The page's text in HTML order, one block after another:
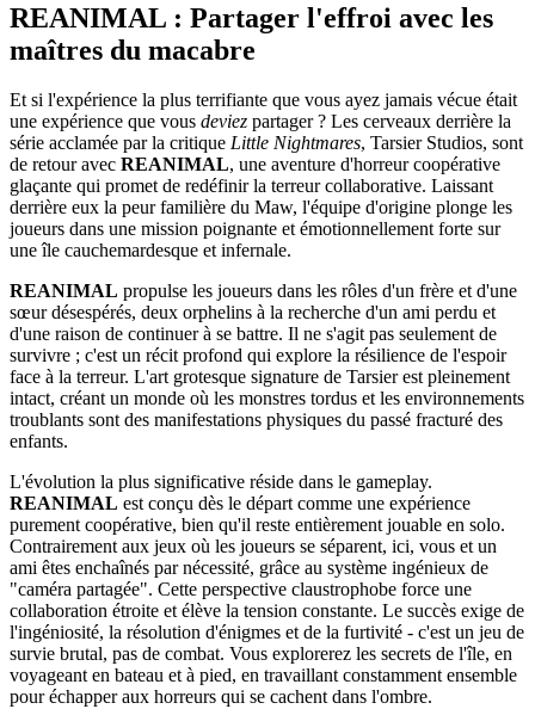
REANIMAL : Partager l'effroi avec les
maîtres du macabre
Et si l'expérience la plus terrifiante que vous ayez jamais vécue était
une expérience que vous deviez partager ? Les cerveaux derrière la
série acclamée par la critique Little Nightmares, Tarsier Studios, sont
de retour avec REANIMAL, une aventure d'horreur coopérative
glaçante qui promet de redéfinir la terreur collaborative. Laissant
derrière eux la peur familière du Maw, l'équipe d'origine plonge les
joueurs dans une mission poignante et émotionnellement forte sur
une île cauchemardesque et infernale.
REANIMAL propulse les joueurs dans les rôles d'un frère et d'une
sœur désespérés, deux orphelins à la recherche d'un ami perdu et
d'une raison de continuer à se battre. Il ne s'agit pas seulement de
survivre ; c'est un récit profond qui explore la résilience de l'espoir
face à la terreur. L'art grotesque signature de Tarsier est pleinement
intact, créant un monde où les monstres tordus et les environnements
troublants sont des manifestations physiques du passé fracturé des
enfants.
L'évolution la plus significative réside dans le gameplay.
REANIMAL est conçu dès le départ comme une expérience
purement coopérative, bien qu'il reste entièrement jouable en solo.
Contrairement aux jeux où les joueurs se séparent, ici, vous et un
ami êtes enchaînés par nécessité, grâce au système ingénieux de
"caméra partagée". Cette perspective claustrophobe force une
collaboration étroite et élève la tension constante. Le succès exige de
l'ingéniosité, la résolution d'énigmes et de la furtivité - c'est un jeu de
survie brutal, pas de combat. Vous explorerez les secrets de l'île, en
voyageant en bateau et à pied, en travaillant constamment ensemble
pour échapper aux horreurs qui se cachent dans l'ombre.